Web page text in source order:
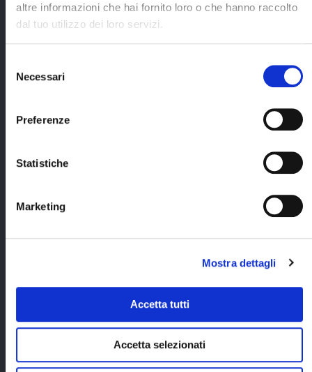
altre informazioni che hai fornito loro o che hanno raccolto
dal tuo utilizzo dei loro servizi.
delNecessari
Preferenze
Statistiche
Marketing
Mostra dettagli
Accetta tutti
Accetta selezionati
4 pernottamenti
a Kyoto in
dettagliato by
servizio
Tokyo/Kyoto (1
assicurazione
medico/bagaglio/annullamento
pari a € 165 per persona (già
inclusi nel prezzo).
documenti di
viaggio digitali ed
eco-sostenibili.